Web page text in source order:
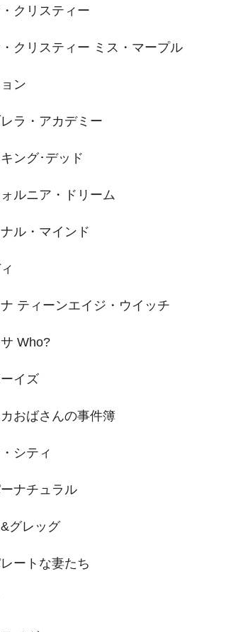
クリスティー
クリスティー ミス・マープル
ン
ラ・アカデミー
ング･デッド
ルニア・ドリーム
ル・マインド
ティーンエイジ・ウイッチ
Who?
イズ
おばさんの事件簿
シティ
ナチュラル
グレッグ
ートな妻たち